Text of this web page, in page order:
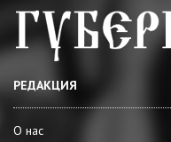
РЕДАКЦИЯ
О нас